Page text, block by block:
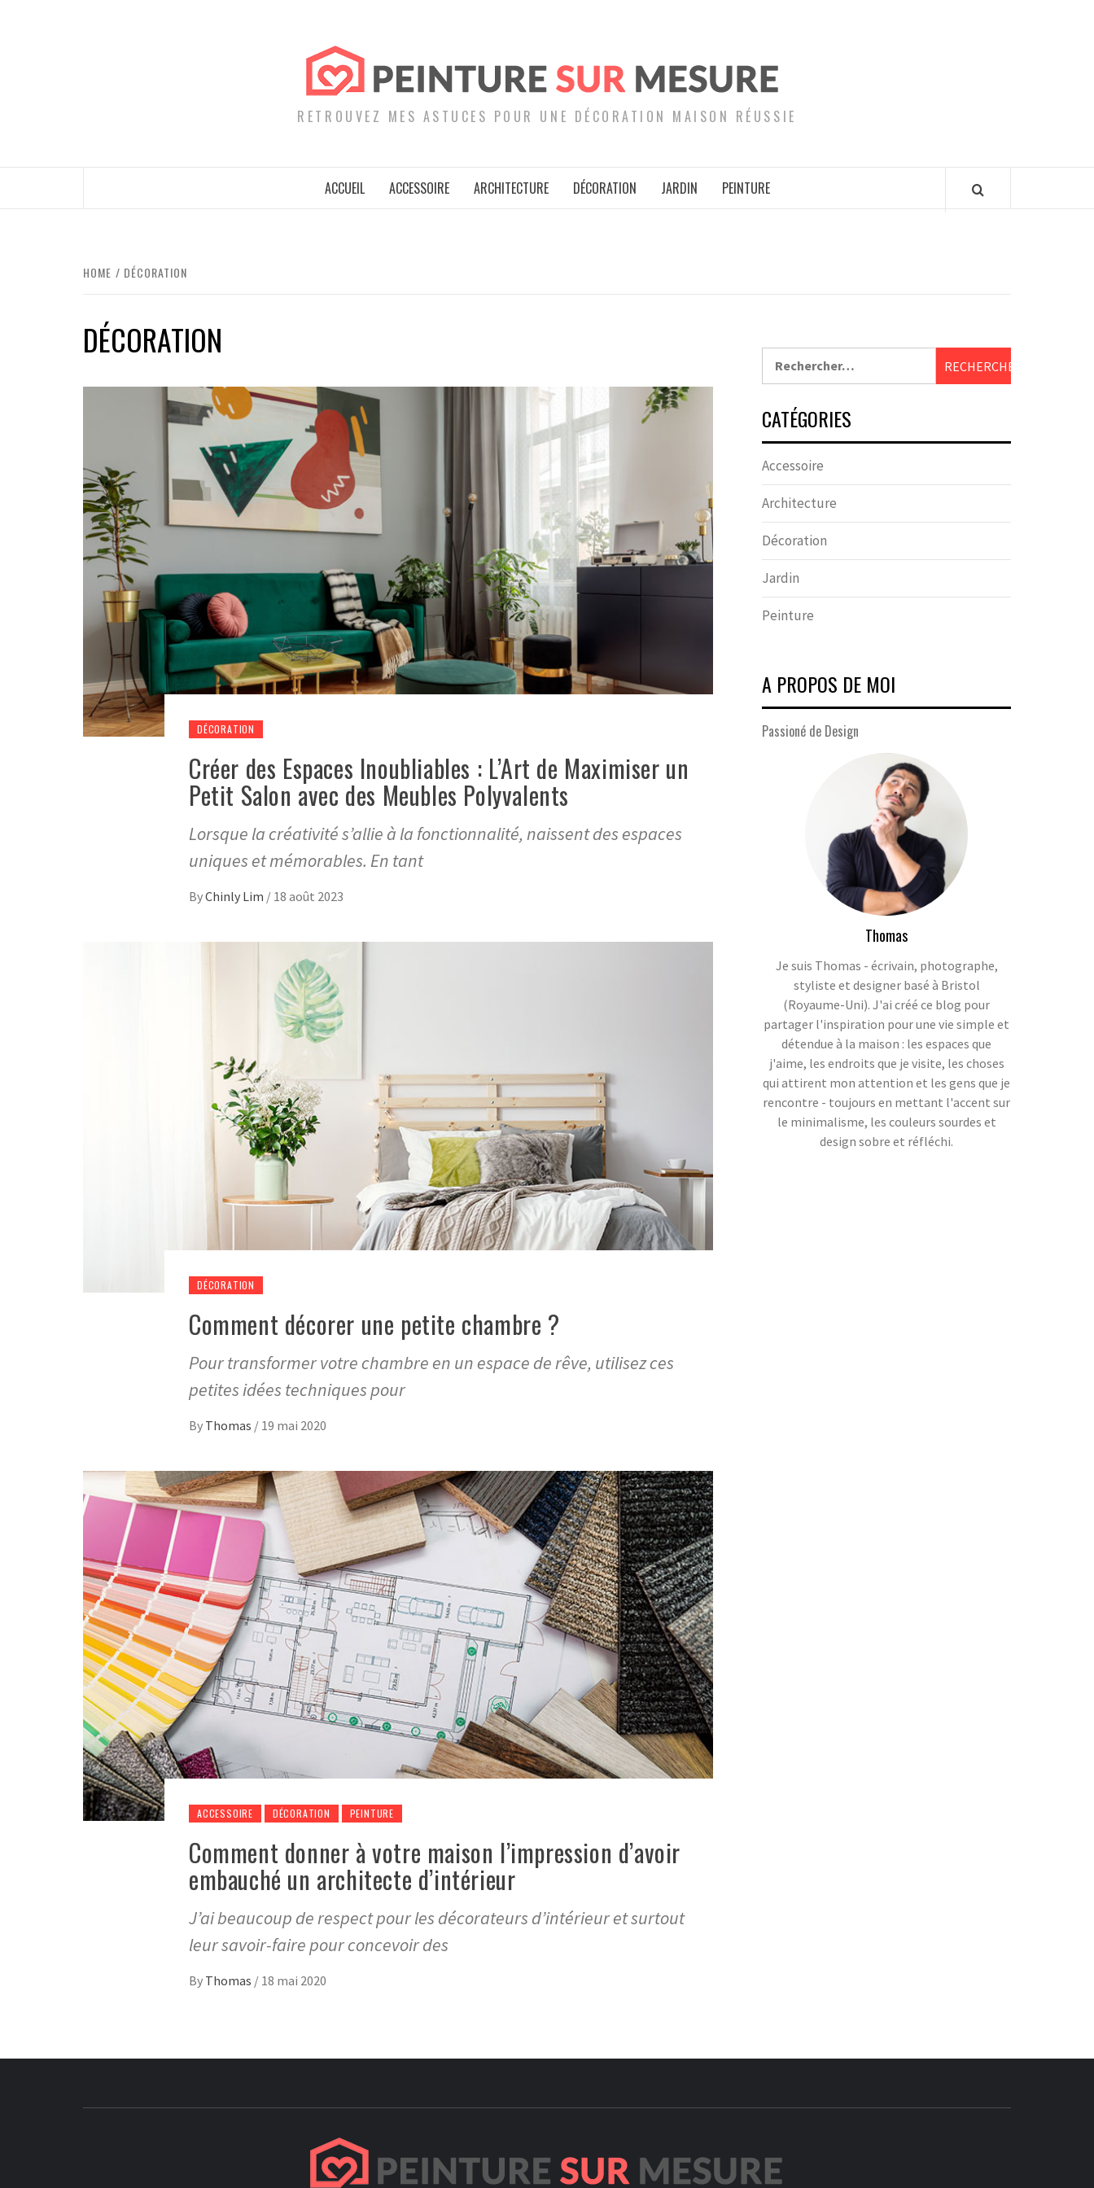
RETROUVEZ MES ASTUCES POUR UNE DÉCORATION MAISON RÉUSSIE
ACCUEIL ACCESSOIRE ARCHITECTURE DÉCORATION JARDIN PEINTURE
HOME DÉCORATION
DÉCORATION
DÉCORATION
Créer des Espaces Inoubliables : L’Art de Maximiser un
Petit Salon avec des Meubles Polyvalents
Lorsque la créativité s’allie à la fonctionnalité, naissent des espaces
uniques et mémorables. En tant
ByChinly Lim / 18 août 2023
DÉCORATION
Comment décorer une petite chambre ?
Pour transformer votre chambre en un espace de rêve, utilisez ces
petites idées techniques pour
By Thomas / 19 mai 2020
ACCESSOIRE DÉCORATION PEINTURE
Comment donner à votre maison l’impression d’avoir
embauché un architecte d’intérieur
J’ai beaucoup de respect pour les décorateurs d’intérieur et surtout
leur savoir-faire pour concevoir des
By Thomas / 18 mai 2020
CATÉGORIES
Accessoire
Architecture
Décoration
Jardin
Peinture
A PROPOS DE MOI
Passioné de Design
Thomas
Je suis Thomas - écrivain, photographe,
styliste et designer basé à Bristol
(Royaume-Uni). J'ai créé ce blog pour
partager l'inspiration pour une vie simple et
détendue à la maison : les espaces que
j'aime, les endroits que je visite, les choses
qui attirent mon attention et les gens que je
rencontre - toujours en mettant l'accent sur
le minimalisme, les couleurs sourdes et
design sobre et réfléchi.